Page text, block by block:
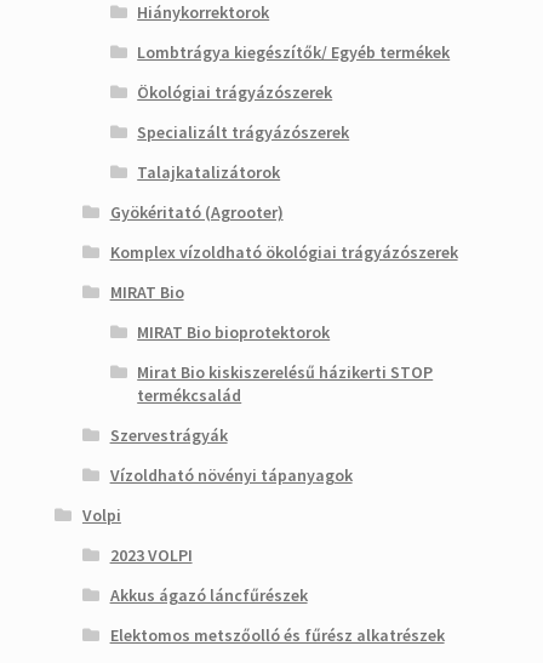
Hiánykorrektorok
Lombtrágya kiegészítők/ Egyéb termékek
Ökológiai trágyázószerek
Specializált trágyázószerek
Talajkatalizátorok
Gyökéritató (Agrooter)
Komplex vízoldható ökológiai trágyázószerek
MIRAT Bio
MIRAT Bio bioprotektorok
Mirat Bio kiskiszerelésű házikerti STOP
termékcsalád
Szervestrágyák
Vízoldható növényi tápanyagok
Volpi
2023 VOLPI
Akkus ágazó láncfűrészek
Elektomos metszőolló és fűrész alkatrészek